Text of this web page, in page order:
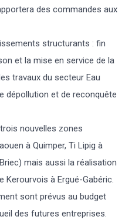
des commandes aux
structurants : fin
et la mise en service de la
travaux du secteur Eau
dépollution et de reconquête
nouvelles zones
à Quimper, Ti Lipig à
mais aussi la réalisation
Kerourvois à Ergué-Gabéric.
sont prévus au budget
des futures entreprises.